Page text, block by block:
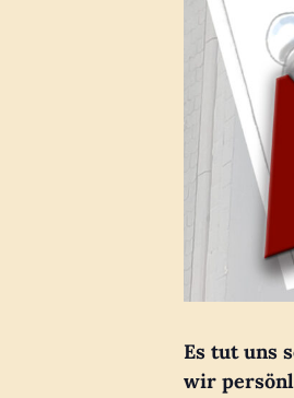
Es tut uns
wir